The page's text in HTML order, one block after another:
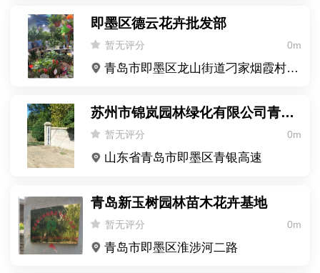
即墨区德云花卉批发部
暂无评分 0m
青岛市即墨区龙山街道刁家烟霞村 136 号
苏州市锦岚园林绿化有限公司青岛苗木基地
暂无评分 0m
山东省青岛市即墨区青银高速
青岛新玉树园林苗木花卉基地
暂无评分 0m
青岛市即墨区淮涉河二路